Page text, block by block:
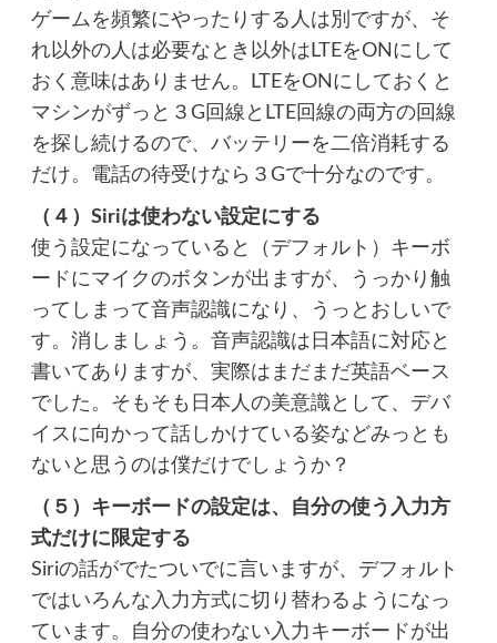
ゲームを頻繁にやったりする人は別ですが、そ
れ以外の人は必要なとき以外はLTEをONにして
おく意味はありません。LTEをONにしておくと
マシンがずっと３G回線とLTE回線の両方の回線
を探し続けるので、バッテリーを二倍消耗する
だけ。電話の待受けなら３Gで十分なのです。
（４）Siriは使わない設定にする
使う設定になっていると（デフォルト）キーボ
ードにマイクのボタンが出ますが、うっかり触
ってしまって音声認識になり、うっとおしいで
す。消しましょう。音声認識は日本語に対応と
書いてありますが、実際はまだまだ英語ベース
でした。そもそも日本人の美意識として、デバ
イスに向かって話しかけている姿などみっとも
ないと思うのは僕だけでしょうか？
（５）キーボードの設定は、自分の使う入力方
式だけに限定する
Siriの話がでたついでに言いますが、デフォルト
ではいろんな入力方式に切り替わるようになっ
ています。自分の使わない入力キーボードが出